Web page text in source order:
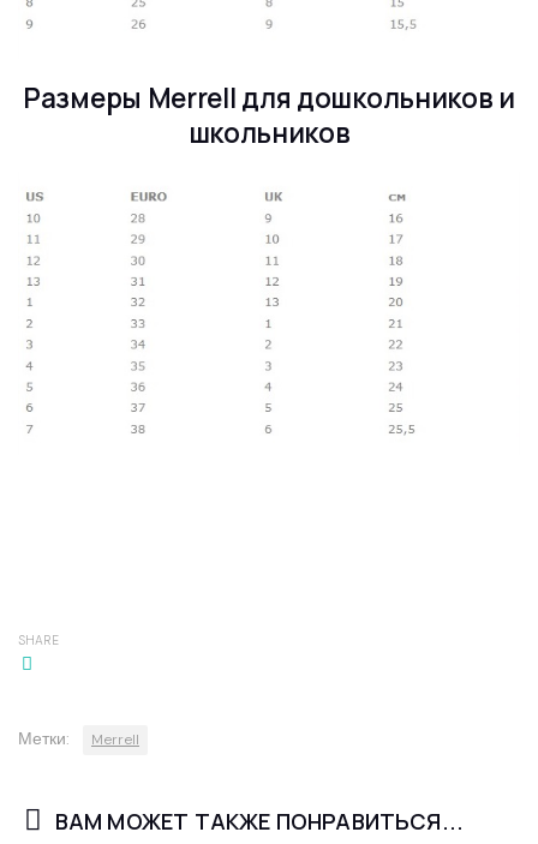
Размеры Merrell для дошкольников и
школьников
SHARE
Метки: Merrell
ВАМ МОЖЕТ ТАКЖЕ ПОНРАВИТЬСЯ...